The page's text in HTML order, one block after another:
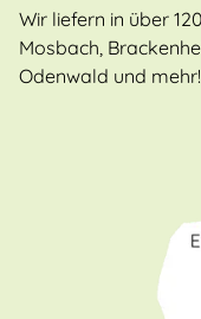
Wir liefern in über
Mosbach,
Odenwald und mehr!